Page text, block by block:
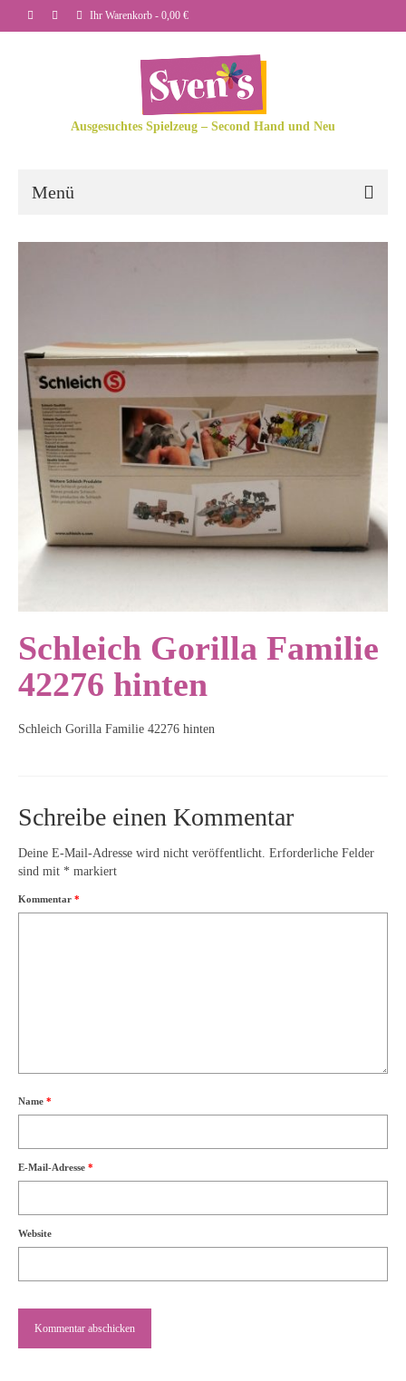
Ihr Warenkorb - 0,00 €
Ausgesuchtes Spielzeug – Second Hand und Neu
Menü
Schleich Gorilla Familie
42276 hinten
Schleich Gorilla Familie 42276 hinten
Schreibe einen Kommentar
Deine E-Mail-Adresse wird nicht veröffentlicht. Erforderliche Felder
sind mit * markiert
Kommentar *
Name *
E-Mail-Adresse *
Website